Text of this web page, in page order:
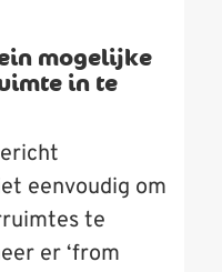
mogelijke
in te
eenvoudig om
te
er ‘from